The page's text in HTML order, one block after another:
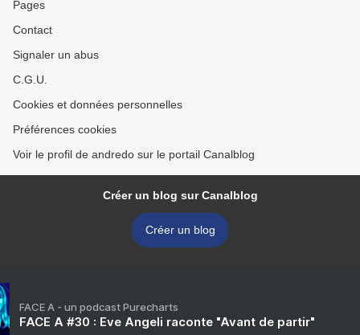
Pages
Contact
Signaler un abus
C.G.U.
Cookies et données personnelles
Préférences cookies
Voir le profil de andredo sur le portail Canalblog
Créer un blog sur Canalblog
Créer un blog
FACE A - un podcast Purecharts
FACE A #30 : Eve Angeli raconte "Avant de partir"